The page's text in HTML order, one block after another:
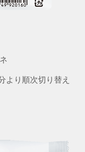
より順次切り替え